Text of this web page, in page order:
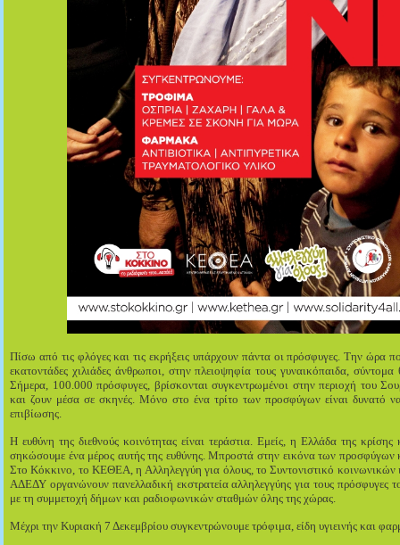
Πίσω από τις φλόγες και τις εκρήξεις υπάρχουν πάντα οι πρόσφυγες. Την ώρα
εκατοντάδες χιλιάδες άνθρωποι, στην πλειοψηφία τους γυναικόπαιδα,
Σήμερα, 100.000 πρόσφυγες, βρίσκονται συγκεντρωμένοι στην περιοχή του
και ζουν μέσα σε σκηνές. Μόνο στο ένα τρίτο των προσφύγων είναι δυνατό
επιβίωσης.
Η ευθύνη της διεθνούς κοινότητας είναι τεράστια. Εμείς, η Ελλάδα της
σηκώσουμε ένα μέρος αυτής της ευθύνης. Μπροστά στην εικόνα των προσφύγων
Στο Κόκκινο, το ΚΕΘΕΑ, η Αλληλεγγύη για όλους, το Συντονιστικό κοινωνικών
ΑΔΕΔΥ οργανώνουν πανελλαδική εκστρατεία αλληλεγγύης για τους πρόσφυγες
με τη συμμετοχή δήμων και ραδιοφωνικών σταθμών όλης της χώρας.
Μέχρι την Κυριακή 7 Δεκεμβρίου συγκεντρώνουμε τρόφιμα, είδη υγιεινής και